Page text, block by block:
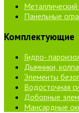
Панельные
Комплектующие
Гидро-
Дымники,
Элементы
Водосточная
Доборные
Мансардные